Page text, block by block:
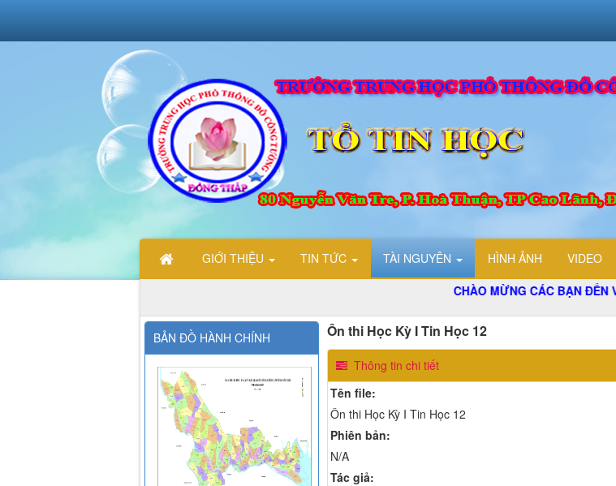
GIỚI THIỆU TIN TỨC TÀI NGUYÊN HÌNH ẢNH VIDEO
CHÀO MỪNG CÁC BẠN ĐẾN VỚI
Ôn thi Học Kỳ I Tin Học 12
Thông tin chi tiết
Tên file:
Ôn thi Học Kỳ I Tin Học 12
Phiên bản:
N/A
Tác giả:
BẢN ĐỒ HÀNH CHÍNH